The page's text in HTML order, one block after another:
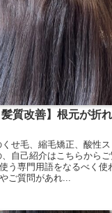
髪質改善】根元が折
せ毛、縮毛矯正、酸性
自己紹介はこちらから
う専門用語をなるべく使
ご質問があれ...